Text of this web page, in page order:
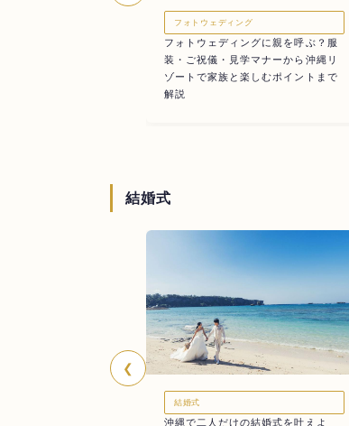
フォトウェディング
フォトウェディングに親を呼ぶ？服
装・ご祝儀・見学マナーから沖縄リ
ゾートで家族と楽しむポイントまで
解説
結婚式
❮
結婚式
沖縄で二人だけの結婚式を叶えよ